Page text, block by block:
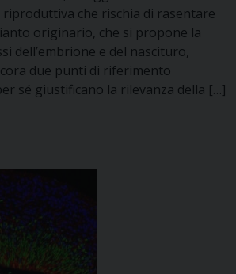
che rischia di rasentare
originario, che si propone la
dell’embrione e del nascituro,
due punti di riferimento
sé giustificano la rilevanza della […]